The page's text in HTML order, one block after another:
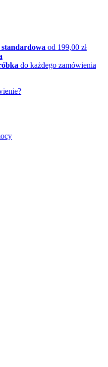
od 199,00 zł
do każdego zamówienia